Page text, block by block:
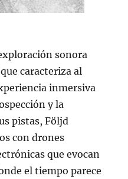
sonora
caracteriza al
inmersiva
y la
pistas, Följd
con drones
que evocan
el tiempo parece